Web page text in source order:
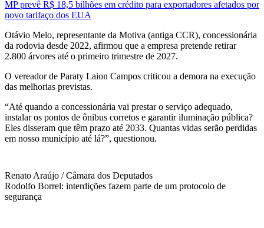
MP prevê R$ 18,5 bilhões em crédito para exportadores afetados por
novo tarifaço dos EUA
Otávio Melo, representante da Motiva (antiga CCR), concessionária
da rodovia desde 2022, afirmou que a empresa pretende retirar
2.800 árvores até o primeiro trimestre de 2027.
O vereador de Paraty Laion Campos criticou a demora na execução
das melhorias previstas.
“Até quando a concessionária vai prestar o serviço adequado,
instalar os pontos de ônibus corretos e garantir iluminação pública?
Eles disseram que têm prazo até 2033. Quantas vidas serão perdidas
em nosso município até lá?”, questionou.
Renato Araújo / Câmara dos Deputados
Rodolfo Borrel: interdições fazem parte de um protocolo de
segurança